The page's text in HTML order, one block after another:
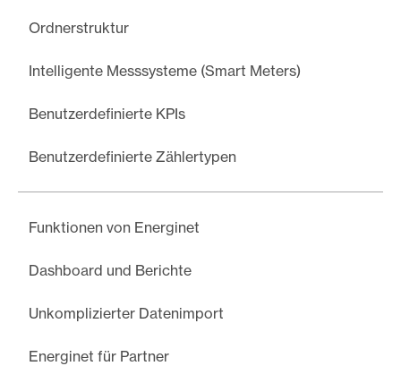
Ordnerstruktur
Intelligente Messsysteme (Smart Meters)
Benutzerdefinierte KPIs
Benutzerdefinierte Zählertypen
Funktionen von Energinet
Dashboard und Berichte
Unkomplizierter Datenimport
Energinet für Partner